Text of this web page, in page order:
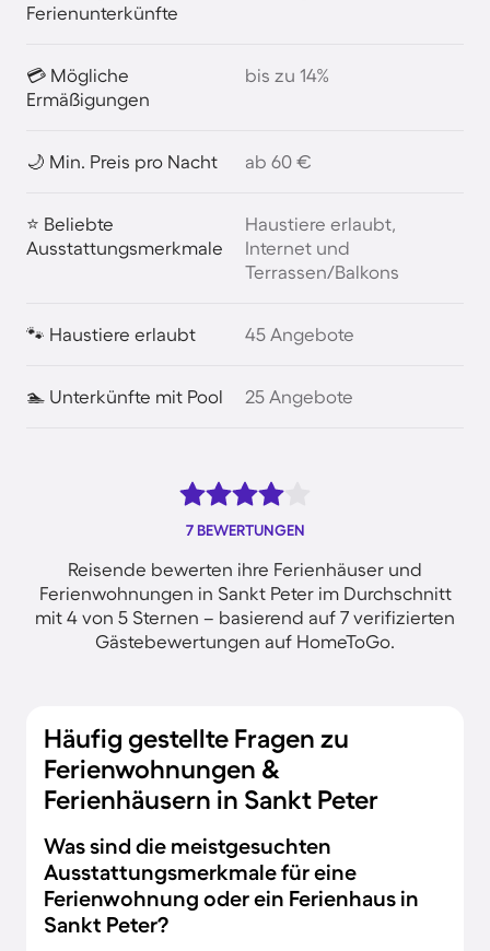
Ferienunterkünfte
💳 Mögliche
Ermäßigungen
bis zu 14%
🌙 Min. Preis pro Nacht ab 60 €
⭐ Beliebte
Ausstattungsmerkmale
Haustiere erlaubt,
Internet und
Terrassen/Balkons
🐾 Haustiere erlaubt 45 Angebote
🏊 Unterkünfte mit Pool 25 Angebote
7 BEWERTUNGEN
Reisende bewerten ihre Ferienhäuser und
Ferienwohnungen in Sankt Peter im Durchschnitt
mit 4 von 5 Sternen – basierend auf 7 verifizierten
Gästebewertungen auf HomeToGo.
Häufig gestellte Fragen zu
Ferienwohnungen &
Ferienhäusern in Sankt Peter
Was sind die meistgesuchten
Ausstattungsmerkmale für eine
Ferienwohnung oder ein Ferienhaus in
Sankt Peter?